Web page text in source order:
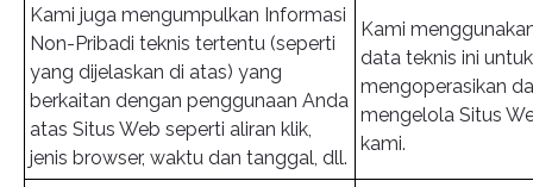
Kami juga mengumpulkan Informasi
Non-Pribadi teknis tertentu (seperti
yang dijelaskan di atas) yang
berkaitan dengan penggunaan Anda
atas Situs Web seperti aliran klik,
jenis browser, waktu dan tanggal, dll.
Kami
data teknis ini untuk
mengoperasikan
mengelola Situs
kami.